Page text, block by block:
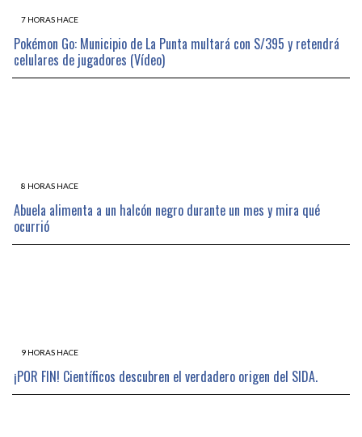
7 HORAS HACE
Pokémon Go: Municipio de La Punta multará con S/395 y retendrá
celulares de jugadores (Vídeo)
8 HORAS HACE
Abuela alimenta a un halcón negro durante un mes y mira qué
ocurrió
9 HORAS HACE
¡POR FIN! Científicos descubren el verdadero origen del SIDA.